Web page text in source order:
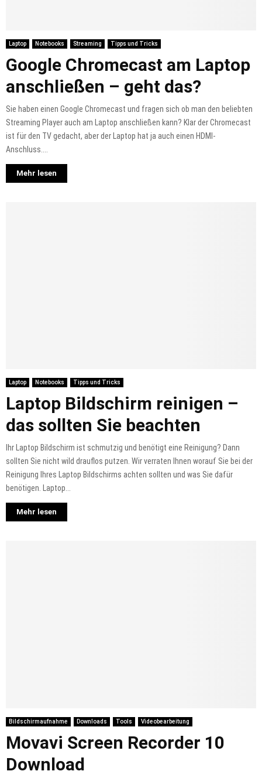
Laptop Notebooks Streaming Tipps und Tricks
Google Chromecast am Laptop
anschließen – geht das?
Sie haben einen Google Chromecast und fragen sich ob man den beliebten
Streaming Player auch am Laptop anschließen kann? Klar der Chromecast
ist für den TV gedacht, aber der Laptop hat ja auch einen HDMI-
Anschluss....
Mehr lesen
Laptop Notebooks Tipps und Tricks
Laptop Bildschirm reinigen –
das sollten Sie beachten
Ihr Laptop Bildschirm ist schmutzig und benötigt eine Reinigung? Dann
sollten Sie nicht wild drauflos putzen. Wir verraten Ihnen worauf Sie bei der
Reinigung Ihres Laptop Bildschirms achten sollten und was Sie dafür
benötigen. Laptop...
Mehr lesen
Bildschirmaufnahme Downloads Tools Videobearbeitung
Movavi Screen Recorder 10
Download